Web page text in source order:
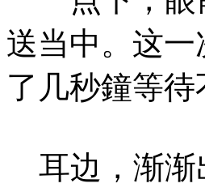
送当中。这
了几秒鐘等
耳边，渐渐